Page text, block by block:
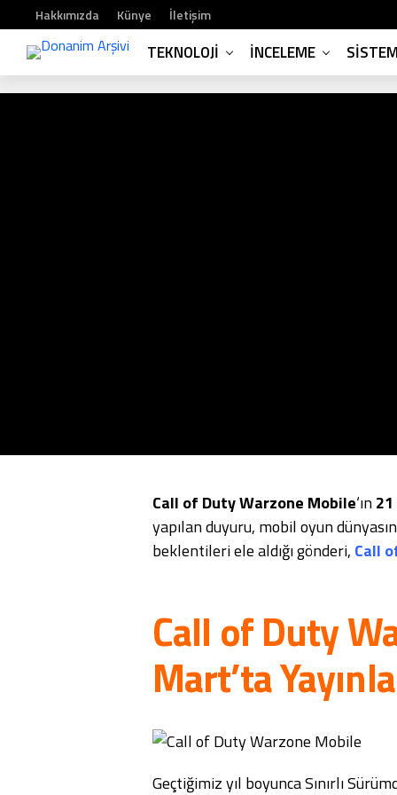
Hakkımızda Künye İletişim
TEKNOLOJI İNCELEME
Call of Duty Warzone Mobile‘ın
yapılan duyuru, mobil oyun
beklentileri ele aldığı gönderi, Call
Call of Duty
Mart’ta
Geçtiğimiz yıl boyunca Sınırlı